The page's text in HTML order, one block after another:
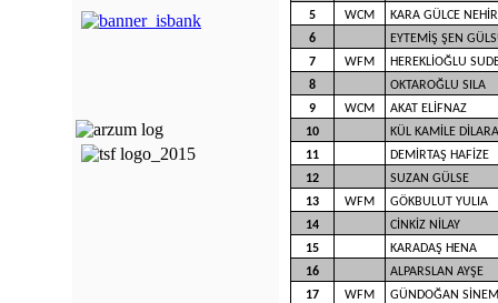
5
WCM
KARA GÜLCE NEHİR
6
EYTEMİŞ ŞEN
7
WFM
HEREKLİOĞLU
8
OKTAROĞLU SILA
9
WCM
AKAT ELİFNAZ
10
KÜL KAMİLE DİLARA
11
DEMİRTAŞ HAFİZE
12
SUZAN GÜLSE
13
WFM
GÖKBULUT YULIA
14
CİNKİZ NİLAY
15
KARADAŞ HENA
16
ALPARSLAN AYŞE
17
WFM
GÜNDOĞAN